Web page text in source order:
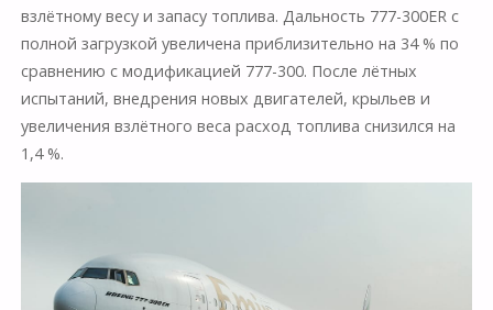
взлётному весу и запасу топлива. Дальность 777-300ER с
полной загрузкой увеличена приблизительно на 34 % по
сравнению с модификацией 777-300. После лётных
испытаний, внедрения новых двигателей, крыльев и
увеличения взлётного веса расход топлива снизился на
1,4 %.